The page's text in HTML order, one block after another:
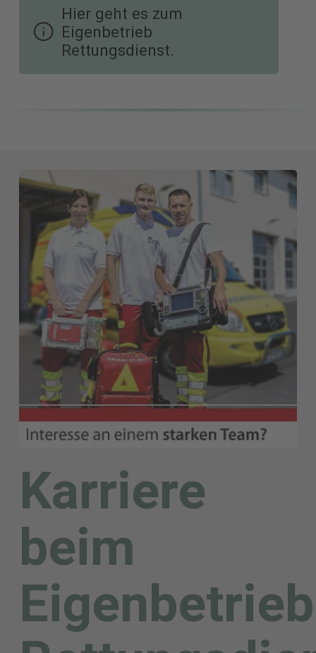
Hier geht es zum
Eigenbetrieb
Rettungsdienst.
Karriere
beim
Eigenbetrieb